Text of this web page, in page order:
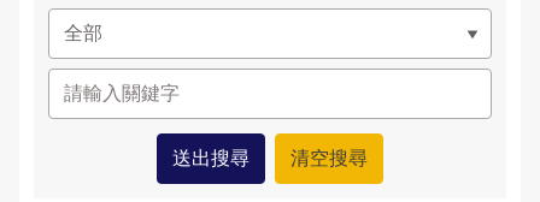
副局長簡介
歷任局長介紹
組織架構
業務職掌
聯絡方式
優良榮耀
本館介紹及沿革
本局參訪須知
活動訊息
人事公告
性侵高再犯公告
安全及衛生防護執行成果
申辦資訊
線上申辦
常見問題
相關法規
犯罪預防專區
犯罪預防
交通安全專區
彰化縣即時路況資訊服務網
測速照相地點
防空避難專區
民意廣場
局長信箱
警民交流留言板
影音出版品
個人資料保護相關資料